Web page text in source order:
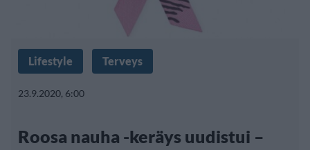
Lifestyle Terveys
23.9.2020, 6:00
Roosa nauha -keräys uudistui –